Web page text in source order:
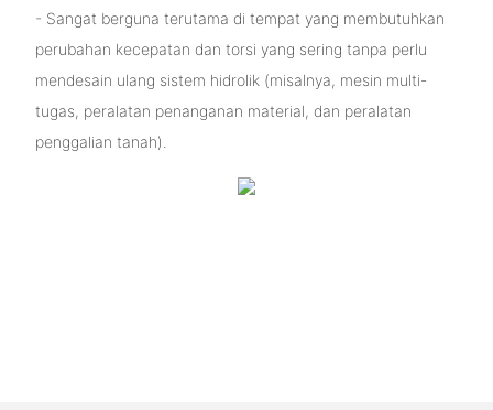
- Sangat berguna terutama di tempat yang membutuhkan
perubahan kecepatan dan torsi yang sering tanpa perlu
mendesain ulang sistem hidrolik (misalnya, mesin multi-
tugas, peralatan penanganan material, dan peralatan
penggalian tanah).